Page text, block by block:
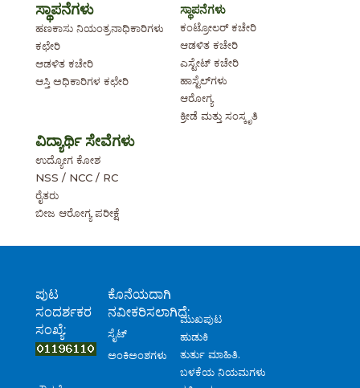
ಸ್ಥಾಪನೆಗಳು
ಹಣಕಾಸು ನಿಯಂತ್ರನಾಧಿಕಾರಿಗಳು
ಕಛೇರಿ
ಆಡಳಿತ ಕಚೇರಿ
ಆಸ್ತಿ ಅಧಿಕಾರಿಗಳ ಕಛೇರಿ
ಸ್ಥಾಪನೆಗಳು
ಕಂಟ್ರೋಲರ್ ಕಚೇರಿ
ಆಡಳಿತ ಕಚೇರಿ
ಎಸ್ಟೇಟ್ ಕಚೇರಿ
ಹಾಸ್ಟೆಲ್‌ಗಳು
ಆರೋಗ್ಯ
ಕ್ರೀಡೆ ಮತ್ತು ಸಂಸ್ಕೃತಿ
ವಿದ್ಯಾರ್ಥಿ ಸೇವೆಗಳು
ಉದ್ಯೋಗ ಕೋಶ
NSS / NCC / RC
ರೈತರು
ಬೀಜ ಆರೋಗ್ಯ ಪರೀಕ್ಷೆ
ಪುಟ
ಸಂದರ್ಶಕರ
ಸಂಖ್ಯೆ:
ಕೊನೆಯದಾಗಿ
ನವೀಕರಿಸಲಾಗಿದೆ:
ಸೈಟ್
ಅಂಕಿಅಂಶಗಳು
ಮುಖಪುಟ
ಹುಡುಕಿ
ತುರ್ತು ಮಾಹಿತಿ.
ಬಳಕೆಯ ನಿಯಮಗಳು